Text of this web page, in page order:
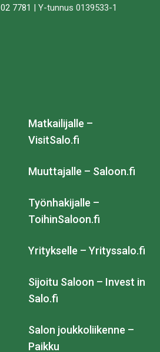
02 7781 | Y-tunnus 0139533-1
Matkailijalle –
VisitSalo.fi
Muuttajalle – Saloon.fi
Työnhakijalle –
ToihinSaloon.fi
Yritykselle – Yrityssalo.fi
Sijoitu Saloon – Invest in
Salo.fi
Salon joukkoliikenne –
Paikku